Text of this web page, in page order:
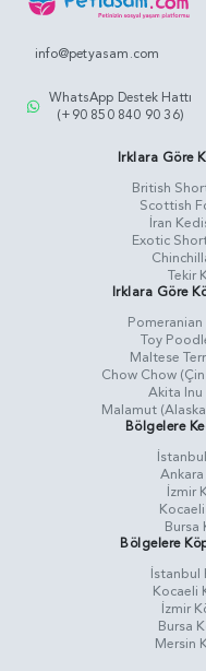
info@petyasam.com
WhatsApp Destek Hattı
(+90 850 840 90 36)
Irklara Göre
British
Scottish
İran
Exotic
Tekir
Irklara Göre
Toy
Maltese
Chow Chow
Akita
Malamut
Bölgelere
İzmir
Bursa
Bölgelere
İstanbul
Kocaeli
İzmir
Bursa
Mersin